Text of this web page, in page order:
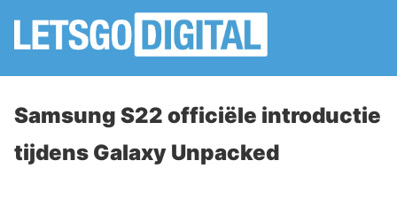
Samsung S22 officiële introductie
tijdens Galaxy Unpacked